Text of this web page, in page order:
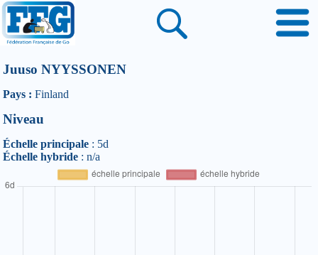
Juuso NYYSSONEN
Pays : Finland
Niveau
Échelle principale : 5d
Échelle hybride : n/a